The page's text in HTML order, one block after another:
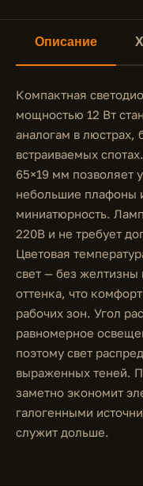
Описание
Компактная
мощностью 12 Вт
аналогам в люстрах,
встраиваемых
65×19 мм позволяет
небольшие плафоны
миниатюрность.
220В и не требует
Цветовая
свет — без желтизны
оттенка, что
рабочих зон. Угол
равномерное
поэтому свет
выраженных теней.
заметно экономит
галогенными
служит дольше.